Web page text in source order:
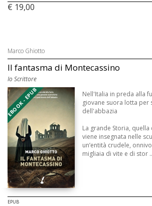
€ 19,00
Marco Ghiotto
Il fantasma di Montecassino
Io Scrittore
EBOOK - EPUB
Nell'Italia in preda alla
giovane suora lotta per
dell'abbazia
La grande Storia,
viene insegnata nelle
un’entità crudele,
migliaia di vite e di stor
EPUB